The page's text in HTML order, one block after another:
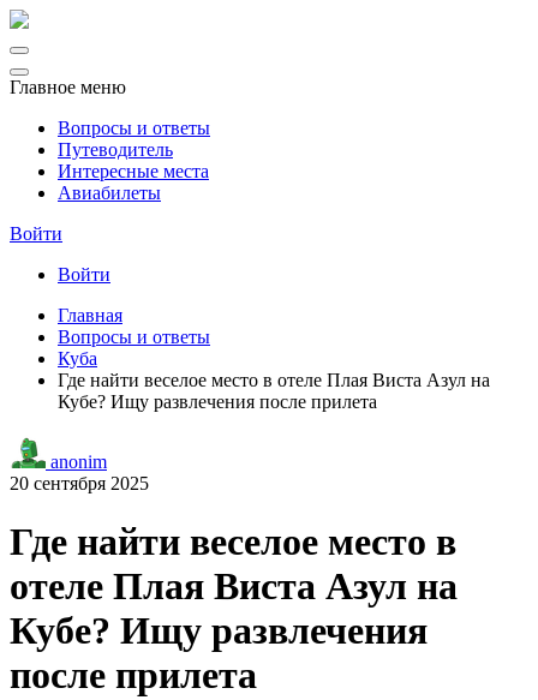
Главное меню
Вопросы и ответы
Путеводитель
Интересные места
Авиабилеты
Войти
Войти
Главная
Вопросы и ответы
Куба
Где найти веселое место в отеле Плая Виста Азул на
Кубе? Ищу развлечения после прилета
anonim
20 сентября 2025
Где найти веселое место в
отеле Плая Виста Азул на
Кубе? Ищу развлечения
после прилета